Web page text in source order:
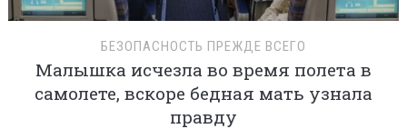
БЕЗОПАСНОСТЬ ПРЕЖДЕ ВСЕГО
Малышка исчезла во время полета в
самолете, вскоре бедная мать узнала
правду